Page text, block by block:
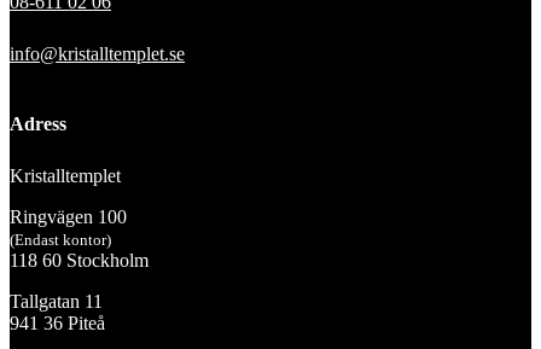
info@kristalltemplet.se
Adress
Kristalltemplet
Ringvägen 100
(Endast kontor)
118 60 Stockholm
Tallgatan 11
941 36 Piteå